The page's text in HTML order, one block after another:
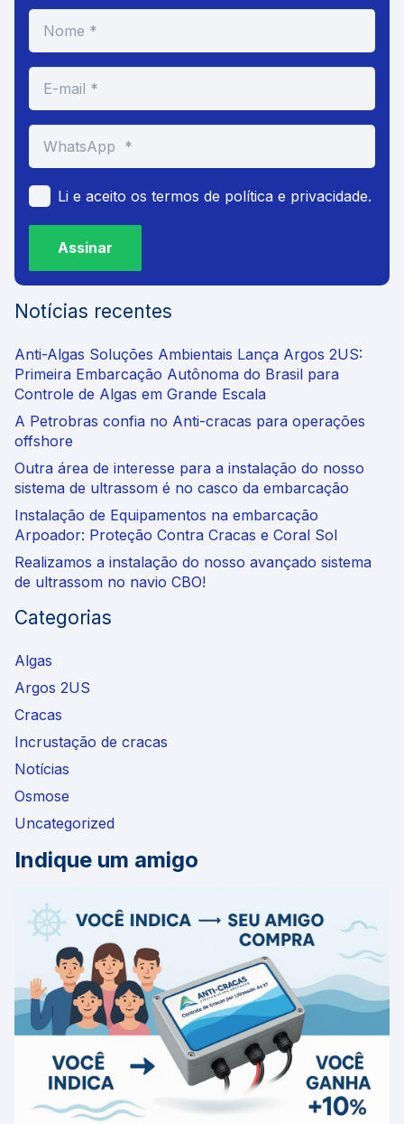
Li e aceito os termos de política e privacidade.
Assinar
Notícias recentes
Anti-Algas Soluções Ambientais Lança Argos 2US:
Primeira Embarcação Autônoma do Brasil para
Controle de Algas em Grande Escala
A Petrobras confia no Anti-cracas para operações
offshore
Outra área de interesse para a instalação do nosso
sistema de ultrassom é no casco da embarcação
Instalação de Equipamentos na embarcação
Arpoador: Proteção Contra Cracas e Coral Sol
Realizamos a instalação do nosso avançado sistema
de ultrassom no navio CBO!
Categorias
Algas
Argos 2US
Cracas
Incrustação de cracas
Notícias
Osmose
Uncategorized
Indique um amigo